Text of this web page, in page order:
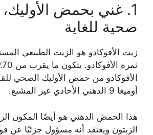
1. غني بحمض
صحية للغاية
زيت الأفوكادو هو الزيت الطبيعي
الأفوكادو من حمض الأوليك الصحي
أوميغا 9 الدهني الأحادي غير المشبع.
هذا الحمض الدهني هو أيضًا المكون
الزيتون ويعتقد أنه مسؤول جزئيًا عن